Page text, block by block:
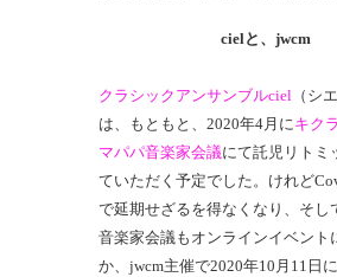
cielと、jwcm
クラシックアンサンブルciel （シ
は、もともと、2020年4月に キク
マパパ音楽家会議にて託児リトミ
ていただく予定でした。けれど
で延期せざるを得なくなり、そし
音楽家会議もオンラインイベント
か、jwcm主催で2020年10月11日